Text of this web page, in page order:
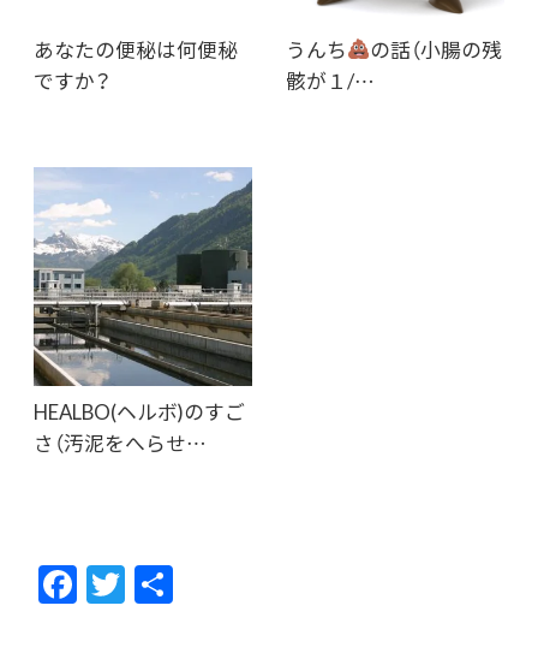
あなたの便秘は何便秘
ですか？
うんち
の話（小腸の残
骸が１/…
HEALBO(ヘルボ)のすご
さ（汚泥をへらせ…
F
ac
T
w